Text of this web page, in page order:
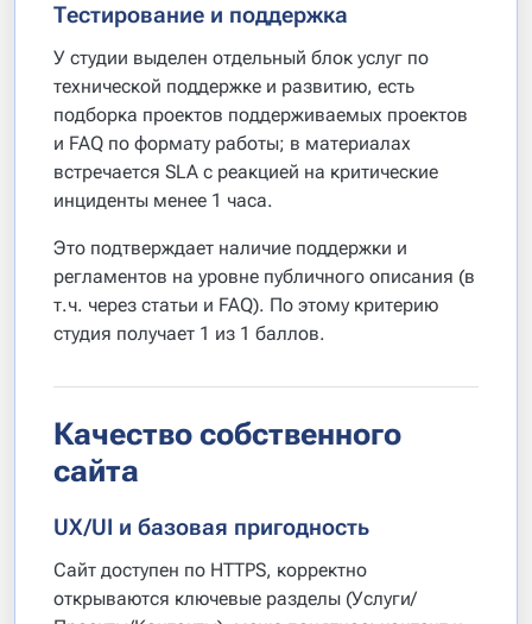
Тестирование и поддержка
У студии выделен отдельный блок услуг по
технической поддержке и развитию, есть
подборка проектов поддерживаемых проектов
и FAQ по формату работы; в материалах
встречается SLA с реакцией на критические
инциденты менее 1 часа.
Это подтверждает наличие поддержки и
регламентов на уровне публичного описания (в
т.ч. через статьи и FAQ). По этому критерию
студия получает 1 из 1 баллов.
Качество собственного
сайта
UX/UI и базовая пригодность
Сайт доступен по HTTPS, корректно
открываются ключевые разделы (Услуги/